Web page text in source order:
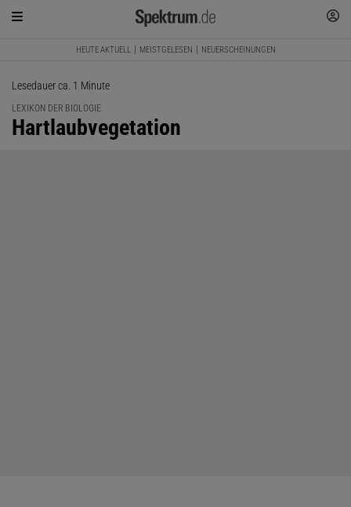
HEUTE AKTUELL MEISTGELESEN NEUERSCHEINUNGEN
Lesedauer ca. 1 Minute
LEXIKON DER BIOLOGIE
:
Hartlaubvegetation